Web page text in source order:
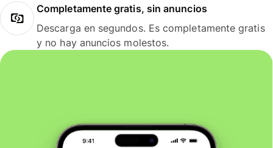
Completamente gratis, sin anuncios
Descarga en segundos. Es completamente gratis
y no hay anuncios molestos.